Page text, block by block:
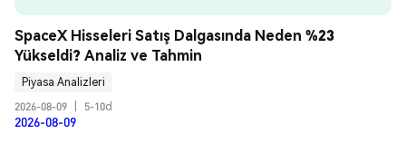
SpaceX Hisseleri Satış Dalgasında Neden %23
Yükseldi? Analiz ve Tahmin
Piyasa Analizleri
2026-08-09
5-10d
2026-08-09